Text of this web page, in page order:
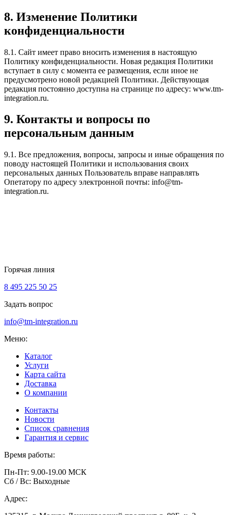
8. Изменение Политики
конфиденциальности
8.1. Сайт имеет право вносить изменения в настоящую
Политику конфиденциальности. Новая редакция Политики
вступает в силу с момента ее размещения, если иное не
предусмотрено новой редакцией Политики. Действующая
редакция постоянно доступна на странице по адресу: www.tm-
integration.ru.
9. Контакты и вопросы по
персональным данным
9.1. Все предложения, вопросы, запросы и иные обращения по
поводу настоящей Политики и использования своих
персональных данных Пользователь вправе направлять
Опетатору по адресу электронной почты: info@tm-
integration.ru.
Горячая линия
8 495 225 50 25
Задать вопрос
info@tm-integration.ru
Меню:
Каталог
Услуги
Карта сайта
Доставка
О компании
Контакты
Новости
Список сравнения
Гарантия и сервис
Время работы:
Пн-Пт: 9.00-19.00 МСК
Сб / Вс: Выходные
Адрес: